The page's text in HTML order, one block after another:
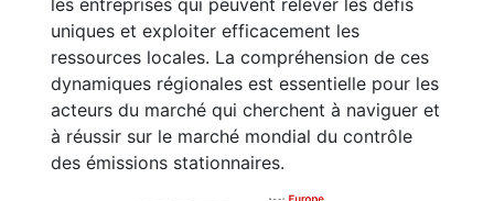
les entreprises qui peuvent relever les défis
uniques et exploiter efficacement les
ressources locales. La compréhension de ces
dynamiques régionales est essentielle pour les
acteurs du marché qui cherchent à naviguer et
à réussir sur le marché mondial du contrôle
des émissions stationnaires.